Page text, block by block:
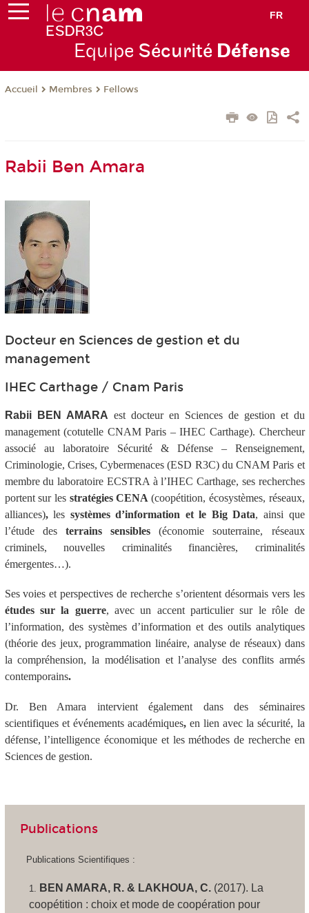
FR
Equipe Sécurité Défense
Accueil Membres Fellows
Rabii Ben Amara
Docteur en Sciences de gestion et du
management
IHEC Carthage / Cnam Paris
Rabii BEN AMARA est docteur en Sciences de gestion et du
management (cotutelle CNAM Paris – IHEC Carthage). Chercheur
associé au laboratoire Sécurité & Défense – Renseignement,
Criminologie, Crises, Cybermenaces (ESD R3C) du CNAM Paris et
membre du laboratoire ECSTRA à l’IHEC Carthage, ses recherches
portent sur les stratégies CENA(coopétition, écosystèmes, réseaux,
alliances),les systèmes d’information et le Big Data, ainsi que
l’étude des terrains sensibles (économie souterraine, réseaux
criminels, nouvelles criminalités financières, criminalités
émergentes…).
Sesvoies et perspectives de recherches’orientent désormais vers les
études sur la guerre, avec un accent particulier sur lerôle de
l’information, des systèmes d’information et des outils analytiques
(théorie des jeux, programmation linéaire, analyse de réseaux) dans
lacompréhension, la modélisation et l’analyse des conflits armés
contemporains.
Dr. Ben Amara intervient également dans des séminaires
scientifiques et événements académiques, en lien avec la sécurité, la
défense, l’intelligence économique et les méthodes de recherche en
Sciences de gestion.
Publications
Publications Scientifiques :
BEN AMARA, R. & LAKHOUA, C. (2017). La
coopétition : choix et mode de coopération pour